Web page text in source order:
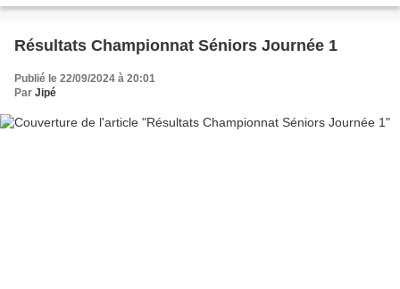
Résultats Championnat Séniors Journée 1
Publié le 22/09/2024 à 20:01
Par Jipé